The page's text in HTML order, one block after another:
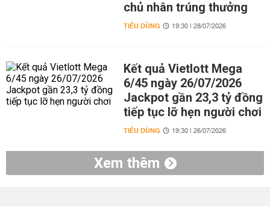
chủ nhân trúng thưởng
TIÊU DÙNG 19:30 | 28/07/2026
Kết quả Vietlott Mega
6/45 ngày 26/07/2026
Jackpot gần 23,3 tỷ đồng
tiếp tục lỡ hẹn người chơi
TIÊU DÙNG 19:30 | 26/07/2026
Xem thêm